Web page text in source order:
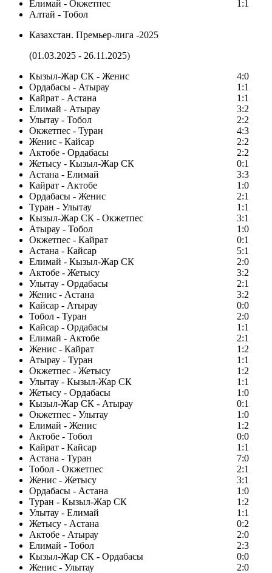
Елимай - Окжетпес
1:1
Алтай - Тобол
Казахстан. Премьер-лига -2025
(01.03.2025 - 26.11.2025)
Кызыл-Жар СК - Женис
4:0
Ордабасы - Атырау
1:1
Кайрат - Астана
1:1
Елимай - Атырау
3:2
Улытау - Тобол
2:2
Окжетпес - Туран
4:3
Женис - Кайсар
2:2
Актобе - Ордабасы
2:2
Жетысу - Кызыл-Жар СК
0:1
Астана - Елимай
3:3
Кайрат - Актобе
1:0
Ордабасы - Женис
2:1
Туран - Улытау
1:1
Кызыл-Жар СК - Окжетпес
3:1
Атырау - Тобол
1:0
Окжетпес - Кайрат
0:1
Астана - Кайсар
5:1
Елимай - Кызыл-Жар СК
2:0
Актобе - Жетысу
3:2
Улытау - Ордабасы
2:1
Женис - Астана
3:2
Кайсар - Атырау
0:0
Тобол - Туран
2:0
Кайсар - Ордабасы
1:1
Елимай - Актобе
2:1
Женис - Кайрат
1:2
Атырау - Туран
1:1
Окжетпес - Жетысу
1:2
Улытау - Кызыл-Жар СК
1:1
Жетысу - Ордабасы
1:0
Кызыл-Жар СК - Атырау
0:1
Окжетпес - Улытау
1:0
Елимай - Женис
1:2
Актобе - Тобол
0:0
Кайрат - Кайсар
1:1
Астана - Туран
7:0
Тобол - Окжетпес
2:1
Женис - Жетысу
3:1
Ордабасы - Астана
1:0
Туран - Кызыл-Жар СК
1:2
Улытау - Елимай
1:1
Жетысу - Астана
0:2
Актобе - Атырау
2:0
Елимай - Тобол
2:3
Кызыл-Жар СК - Ордабасы
0:0
Женис - Улытау
2:0